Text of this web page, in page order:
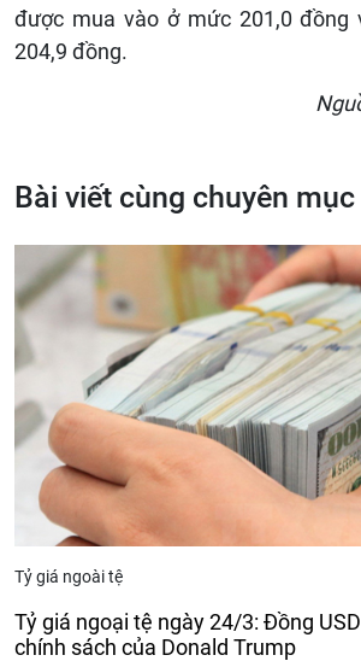
được mua vào ở mức 201,0 đồng
204,9 đồng.
Bài viết cùng chuyên mục
Tỷ giá ngoài tệ
Tỷ giá ngoại tệ ngày 24/3: Đồng
chính sách của Donald Trump